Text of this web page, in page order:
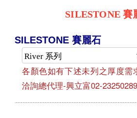
SILESTONE 賽
SILESTONE 賽麗石
各顏色如有下述未列之厚度
洽詢總代理-興立富02-23250289